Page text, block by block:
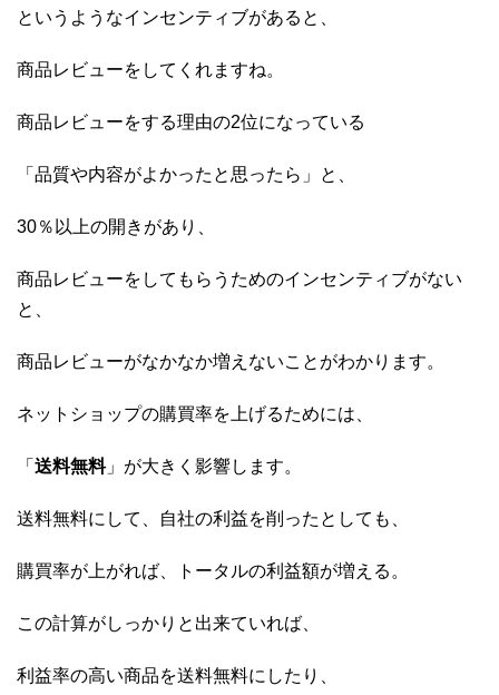
というようなインセンティブがあると、
商品レビューをしてくれますね。
商品レビューをする理由の2位になっている
「品質や内容がよかったと思ったら」と、
30％以上の開きがあり、
商品レビューをしてもらうためのインセンティブがない
と、
商品レビューがなかなか増えないことがわかります。
ネットショップの購買率を上げるためには、
「 送料無料」が大きく影響します。
送料無料にして、自社の利益を削ったとしても、
購買率が上がれば、トータルの利益額が増える。
この計算がしっかりと出来ていれば、
利益率の高い商品を送料無料にしたり、